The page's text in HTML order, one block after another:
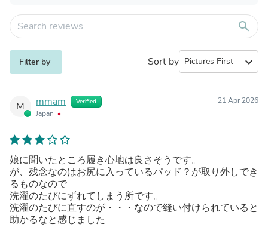
search
Filter by Sort by expand_more
M mmam Verified
Japan
21 Apr 2026
娘に聞いたところ履き心地は良さそうです。
が、残念なのはお尻に入っているパッド？が取り外しでき
るものなので
洗濯のたびにずれてしまう所です。
洗濯のたびに直すのが・・・なので縫い付けられていると
助かるなと感じました